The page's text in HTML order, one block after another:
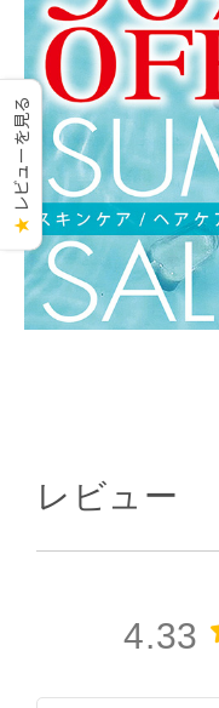
レビュー
4.33
★
レビューを見る